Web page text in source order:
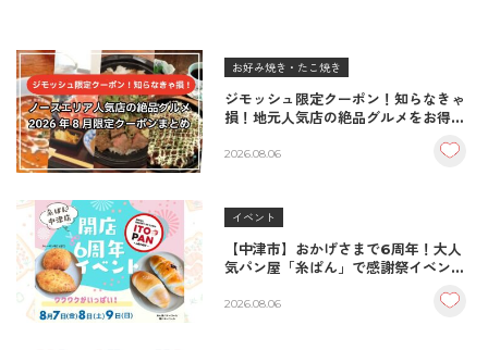
お好み焼き・たこ焼き
ジモッシュ限定クーポン！知らなきゃ
損！地元人気店の絶品グルメをお得に
2026.08.06
イベント
【中津市】おかげさまで6周年！大人
気パン屋「糸ぱん」で感謝祭イベント
♪（8/7〜8/9）
2026.08.06